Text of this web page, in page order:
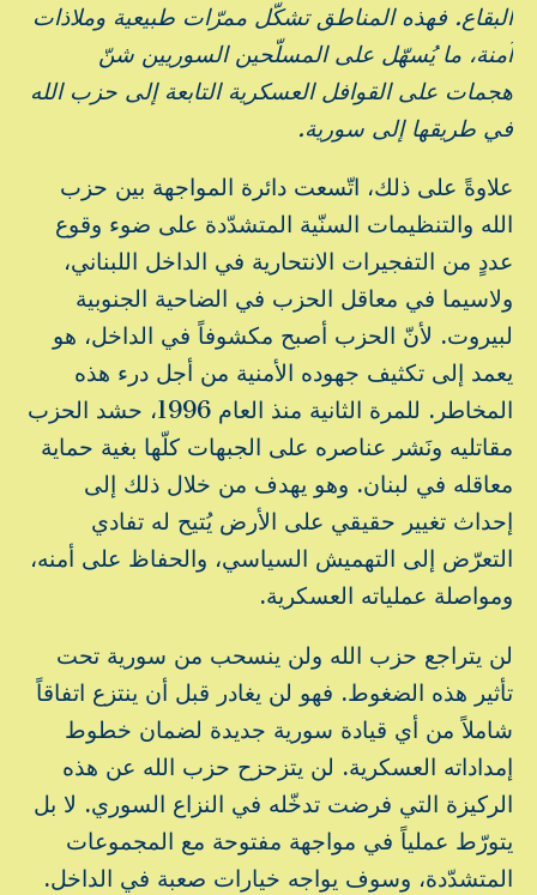
البقاع. فهذه المناطق تشكّل ممرّات طبيعية وملاذات
آمنة، ما يُسهّل على المسلّحين السوريين شنّ
هجمات على القوافل العسكرية التابعة إلى حزب الله
في طريقها إلى سورية.
علاوةً على ذلك، اتّسعت دائرة المواجهة بين حزب
الله والتنظيمات السنّية المتشدّدة على ضوء وقوع
عددٍ من التفجيرات الانتحارية في الداخل اللبناني،
ولاسيما في معاقل الحزب في الضاحية الجنوبية
لبيروت. لأنّ الحزب أصبح مكشوفاً في الداخل، هو
يعمد إلى تكثيف جهوده الأمنية من أجل درء هذه
المخاطر. للمرة الثانية منذ العام 1996، حشد الحزب
مقاتليه ونَشر عناصره على الجبهات كلّها بغية حماية
معاقله في لبنان. وهو يهدف من خلال ذلك إلى
إحداث تغيير حقيقي على الأرض يُتيح له تفادي
التعرّض إلى التهميش السياسي، والحفاظ على أمنه،
ومواصلة عملياته العسكرية.
لن يتراجع حزب الله ولن ينسحب من سورية تحت
تأثير هذه الضغوط. فهو لن يغادر قبل أن ينتزع اتفاقاً
شاملاً من أي قيادة سورية جديدة لضمان خطوط
إمداداته العسكرية. لن يتزحزح حزب الله عن هذه
الركيزة التي فرضت تدخّله في النزاع السوري. لا بل
يتورّط عملياً في مواجهة مفتوحة مع المجموعات
المتشدّدة، وسوف يواجه خيارات صعبة في الداخل.